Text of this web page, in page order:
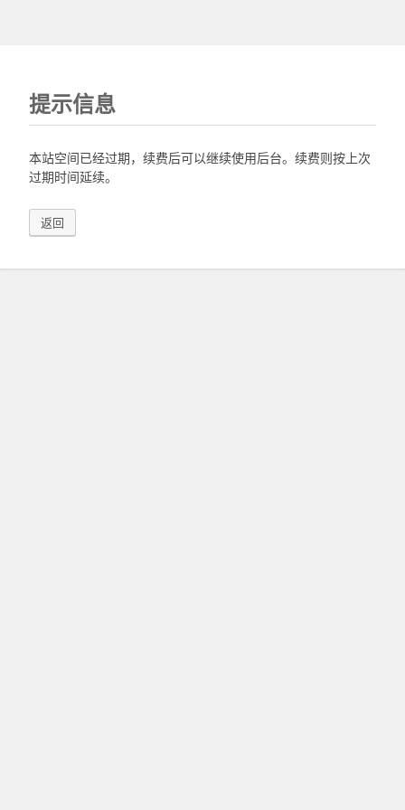
提示信息
本站空间已经过期，续费后可以继续使用后台。续费则按上次
过期时间延续。
返回